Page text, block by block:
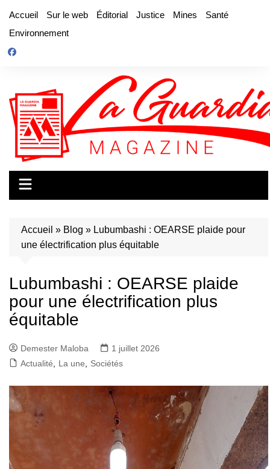
contenu
Accueil Sur le web Éditorial Justice Mines
Santé
Environnement
Accueil » Blog » Lubumbashi : OEARSE plaide pour
une électrification plus équitable
Lubumbashi : OEARSE plaide
pour une électrification plus
équitable
Demester Maloba
1 juillet 2026
Actualité
La une Sociétés